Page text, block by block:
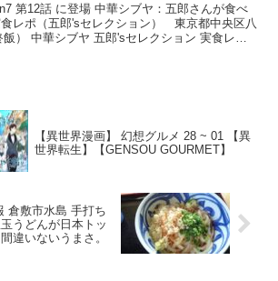
第12話 に登場 中華シブヤ：五郎さんが食べ
レポ（五郎'sセレクション） 東京都中央区八
） 中華シブヤ 五郎'sセレクション 実食レポ
【異世界漫画】 幻想グルメ 28 ~ 01 【異
世界転生】【GENSOU GOURMET】
倉敷市水島 手打ち
うどんが日本トッ
違いないうまさ。